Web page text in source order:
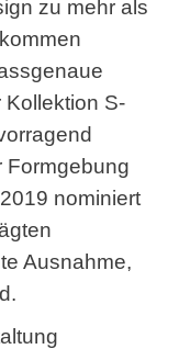
zu mehr als
S-
Formgebung
nominiert
Ausnahme,